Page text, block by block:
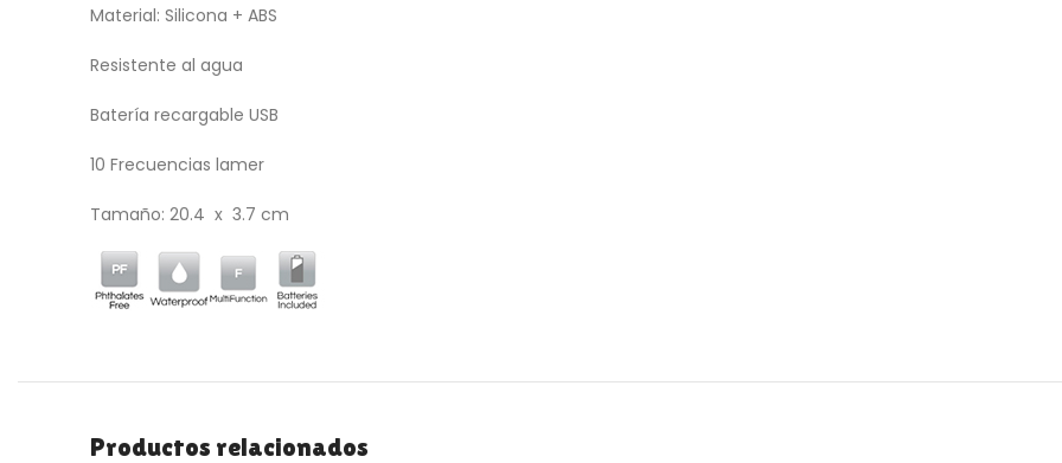
Material: Silicona + ABS
Resistente al agua
Batería recargable USB
10 Frecuencias lamer
Tamaño: 20.4 x 3.7 cm
Productos relacionados